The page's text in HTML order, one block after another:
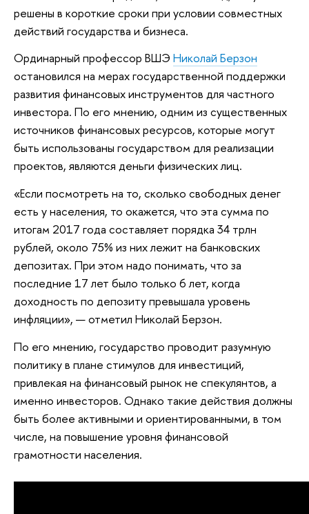
решены в короткие сроки при условии совместных
действий государства и бизнеса.
Ординарный профессор ВШЭ Николай Берзон
остановился на мерах государственной поддержки
развития финансовых инструментов для частного
инвестора. По его мнению, одним из существенных
источников финансовых ресурсов, которые могут
быть использованы государством для реализации
проектов, являются деньги физических лиц.
«Если посмотреть на то, сколько свободных денег
есть у населения, то окажется, что эта сумма по
итогам 2017 года составляет порядка 34 трлн
рублей, около 75% из них лежит на банковских
депозитах. При этом надо понимать, что за
последние 17 лет было только 6 лет, когда
доходность по депозиту превышала уровень
инфляции», — отметил Николай Берзон.
По его мнению, государство проводит разумную
политику в плане стимулов для инвестиций,
привлекая на финансовый рынок не спекулянтов, а
именно инвесторов. Однако такие действия должны
быть более активными и ориентированными, в том
числе, на повышение уровня финансовой
грамотности населения.